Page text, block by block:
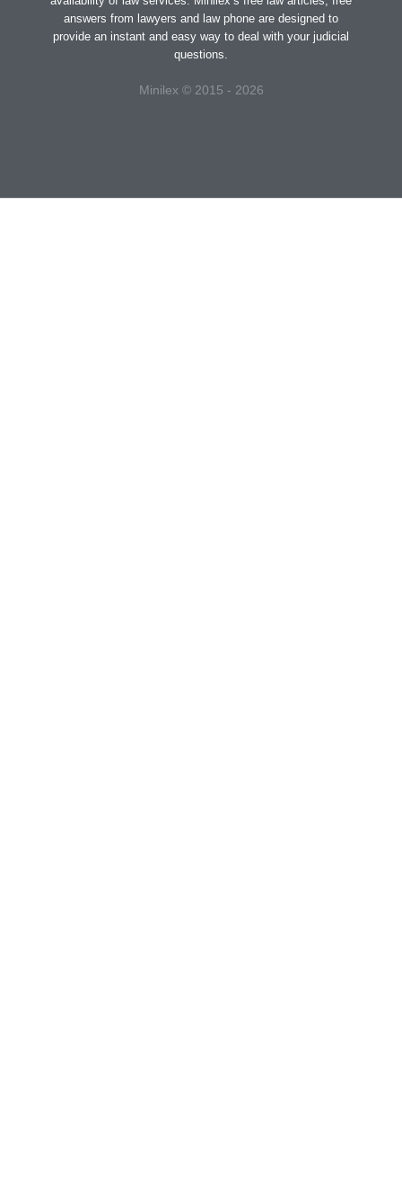
answers from lawyers and law phone are designed to
provide an instant and easy way to deal with your judicial
questions.
Minilex © 2015 - 2026